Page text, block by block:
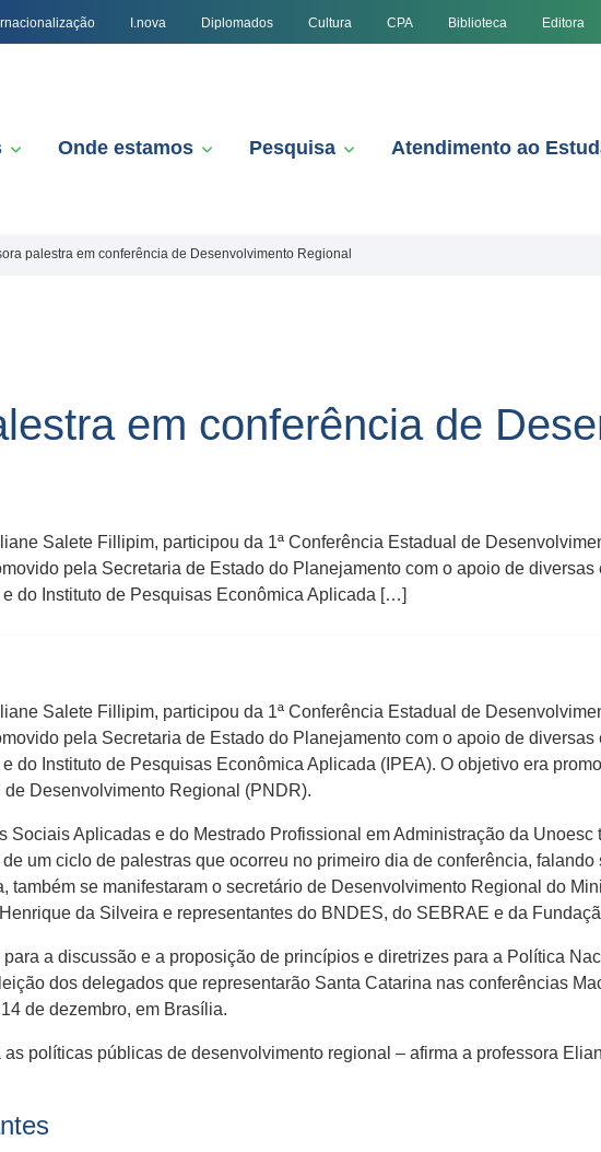
I.nova Diplomados Cultura CPA Biblioteca Editora
Onde estamos Pesquisa Atendimento ao
palestra em conferência de Desenvolvimento Regional
em conferência de
Salete Fillipim, participou da 1ª Conferência Estadual de
pela Secretaria de Estado do Planejamento com o apoio de
do Instituto de Pesquisas Econômica Aplicada […]
Salete Fillipim, participou da 1ª Conferência Estadual de
pela Secretaria de Estado do Planejamento com o apoio de
do Instituto de Pesquisas Econômica Aplicada (IPEA). O objetivo era
Desenvolvimento Regional (PNDR).
Sociais Aplicadas e do Mestrado Profissional em Administração da
um ciclo de palestras que ocorreu no primeiro dia de conferência,
também se manifestaram o secretário de Desenvolvimento Regional do
da Silveira e representantes do BNDES, do SEBRAE e da
a discussão e a proposição de princípios e diretrizes para a Política
dos delegados que representarão Santa Catarina nas conferências
de dezembro, em Brasília.
políticas públicas de desenvolvimento regional – afirma a professora